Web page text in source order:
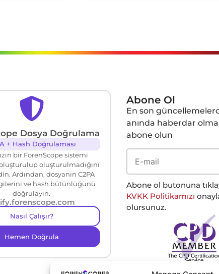
Dosya Doğrulama
+ Hash Doğrulaması
bir ForenScope sistemi
oluşturulmadığını
Ardından, dosyanın C2PA
ve hash bütünlüğünü
doğrulayın.
Nasıl Çalışır?
Hemen Doğrula
Abone Ol
En son
anında haberdar
abone olun
Abone ol butonuna
KVKK Politikamızı
olursunuz.